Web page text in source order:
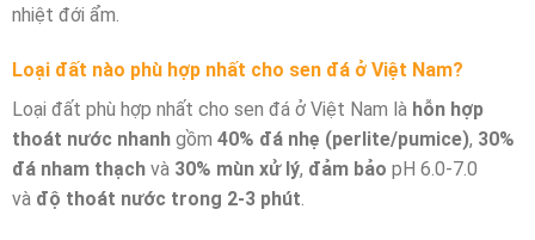
nhiệt đới ẩm.
Loại đất nào phù hợp nhất cho sen đá ở Việt Nam?
Loại đất phù hợp nhất cho sen đá ở Việt Nam là hỗn hợp
thoát nước nhanh gồm 40% đá nhẹ (perlite/pumice), 30%
đá nham thạch và 30% mùn xử lý, đảm bảo pH 6.0-7.0
và độ thoát nước trong 2-3 phút.